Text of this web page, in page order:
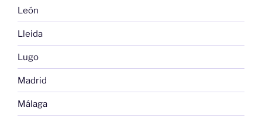
León
Lleida
Lugo
Madrid
Málaga